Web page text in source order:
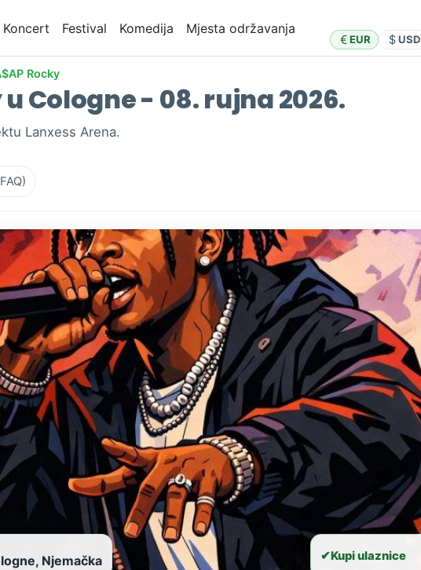
Koncert Festival Komedija Mjesta održavanja
EUR USD
Rocky
Cologne - 08. rujna 2026.
Lanxess Arena.
Njemačka ✔Kupi ulaznice